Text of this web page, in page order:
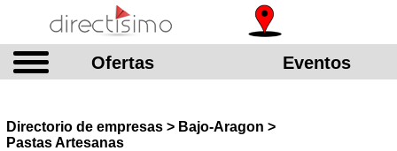
Ofertas Eventos
Directorio de empresas > Bajo-Aragon >
Pastas Artesanas